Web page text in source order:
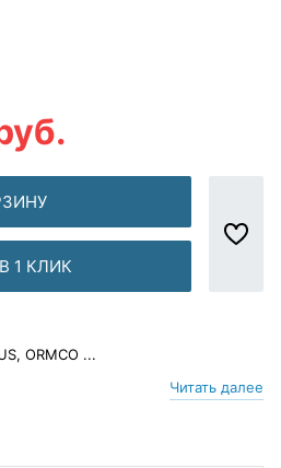
1 КЛИК
ORMCO ...
Читать далее